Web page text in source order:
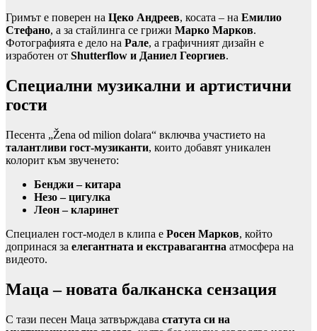
Гримът е поверен на Цеко Андреев, косата – на Емилио
Стефано, а за стайлинга се грижи Марко Марков.
Фотографията е дело на Рале, а графичният дизайн е
изработен от Shutterflow и Даниел Георгиев.
Специални музикални и артистични
гости
Песента „Žena od milion dolara“ включва участието на
талантливи гост-музиканти, които добавят уникален
колорит към звученето:
Бенджи – китара
Незо – цигулка
Леон – кларинет
Специален гост-модел в клипа е Росен Марков, който
допринася за елегантната и екстравагантна атмосфера на
видеото.
Маца – новата балканска сензация
С тази песен Маца затвърждава статута си на